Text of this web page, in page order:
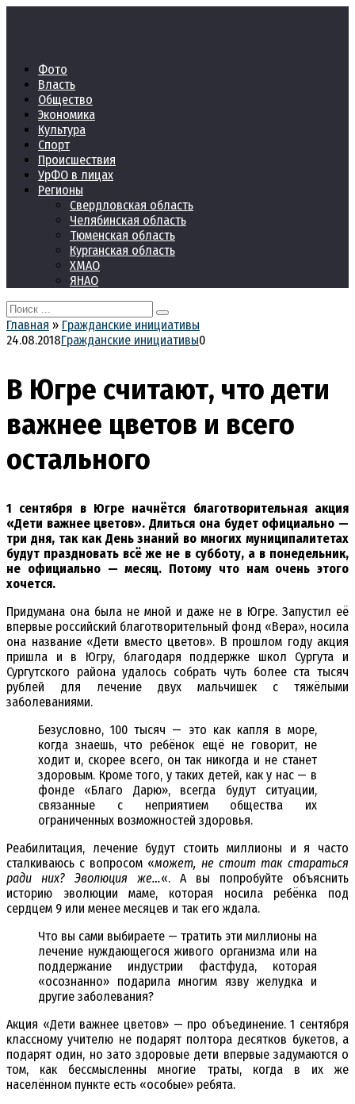
Фото
Власть
Общество
Экономика
Культура
Спорт
Происшествия
УрФО в лицах
Регионы
Свердловская область
Челябинская область
Тюменская область
Курганская область
ХМАО
ЯНАО
Search
for:
Главная » Гражданские инициативы
24.08.2018Гражданские инициативы0
В Югре считают, что дети
важнее цветов и всего
остального
1 сентября в Югре начнётся благотворительная акция
«Дети важнее цветов». Длиться она будет официально —
три дня, так как День знаний во многих муниципалитетах
будут праздновать всё же не в субботу, а в понедельник,
не официально — месяц. Потому что нам очень этого
хочется.
Придумана она была не мной и даже не в Югре. Запустил её
впервые российский благотворительный фонд «Вера», носила
она название «Дети вместо цветов». В прошлом году акция
пришла и в Югру, благодаря поддержке школ Сургута и
Сургутского района удалось собрать чуть более ста тысяч
рублей для лечение двух мальчишек с тяжёлыми
заболеваниями.
Безусловно, 100 тысяч — это как капля в море,
когда знаешь, что ребёнок ещё не говорит, не
ходит и, скорее всего, он так никогда и не станет
здоровым. Кроме того, у таких детей, как у нас — в
фонде «Благо Дарю», всегда будут ситуации,
связанные с неприятием общества их
ограниченных возможностей здоровья.
Реабилитация, лечение будут стоить миллионы и я часто
сталкиваюсь с вопросом «может, не стоит так стараться
ради них? Эволюция же…«. А вы попробуйте объяснить
историю эволюции маме, которая носила ребёнка под
сердцем 9 или менее месяцев и так его ждала.
Что вы сами выбираете — тратить эти миллионы на
лечение нуждающегося живого организма или на
поддержание индустрии фастфуда, которая
«осознанно» подарила многим язву желудка и
другие заболевания?
Акция «Дети важнее цветов» — про объединение. 1 сентября
классному учителю не подарят полтора десятков букетов, а
подарят один, но зато здоровые дети впервые задумаются о
том, как бессмысленны многие траты, когда в их же
населённом пункте есть «особые» ребята.